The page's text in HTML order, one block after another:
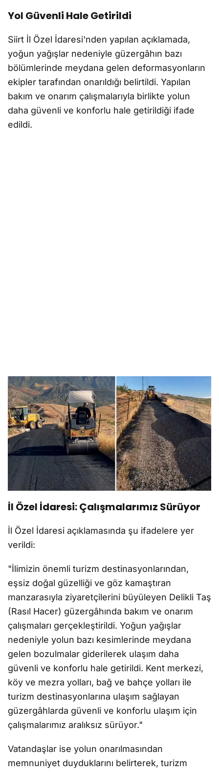
Yol Güvenli Hale Getirildi
Siirt İl Özel İdaresi'nden yapılan açıklamada,
yoğun yağışlar nedeniyle güzergâhın bazı
bölümlerinde meydana gelen deformasyonların
ekipler tarafından onarıldığı belirtildi. Yapılan
bakım ve onarım çalışmalarıyla birlikte yolun
daha güvenli ve konforlu hale getirildiği ifade
edildi.
İl Özel İdaresi: Çalışmalarımız Sürüyor
İl Özel İdaresi açıklamasında şu ifadelere yer
verildi:
"İlimizin önemli turizm destinasyonlarından,
eşsiz doğal güzelliği ve göz kamaştıran
manzarasıyla ziyaretçilerini büyüleyen Delikli Taş
(Rasıl Hacer) güzergâhında bakım ve onarım
çalışmaları gerçekleştirildi. Yoğun yağışlar
nedeniyle yolun bazı kesimlerinde meydana
gelen bozulmalar giderilerek ulaşım daha
güvenli ve konforlu hale getirildi. Kent merkezi,
köy ve mezra yolları, bağ ve bahçe yolları ile
turizm destinasyonlarına ulaşım sağlayan
güzergâhlarda güvenli ve konforlu ulaşım için
çalışmalarımız aralıksız sürüyor."
Vatandaşlar ise yolun onarılmasından
memnuniyet duyduklarını belirterek, turizm